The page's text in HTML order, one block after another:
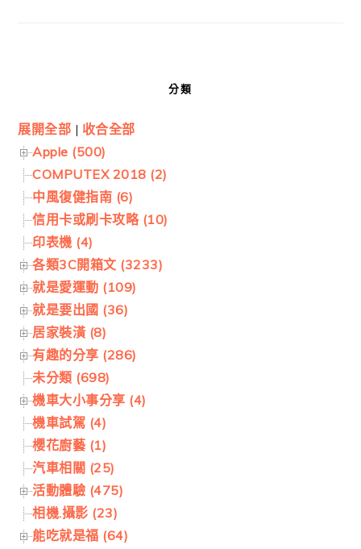
分類
展開全部 | 收合全部
Apple (500)
COMPUTEX 2018 (2)
中風復健指南 (6)
信用卡或刷卡攻略 (10)
印表機 (4)
各類3C開箱文 (3233)
就是愛運動 (109)
就是要出國 (36)
居家裝潢 (8)
有趣的分享 (286)
未分類 (698)
機車大小事分享 (4)
機車試駕 (4)
櫻花廚藝 (1)
汽車相關 (25)
活動體驗 (475)
相機.攝影 (23)
能吃就是福 (64)